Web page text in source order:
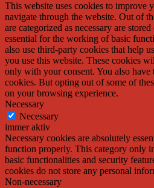
This website uses cookies to improve
navigate through the website. Out of
are categorized as necessary are
essential for the working of basic
also use third-party cookies that help
you use this website. These cookies
only with your consent. You also
cookies. But opting out of some of
on your browsing experience.
Necessary
Necessary
immer aktiv
Necessary cookies are absolutely
function properly. This category only
basic functionalities and security
cookies do not store any personal
Non-necessary